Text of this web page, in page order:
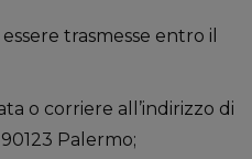
trasmesse entro il
o corriere all’indirizzo di
Palermo;